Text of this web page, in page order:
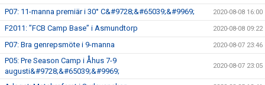
P07: 11-manna premiär i 30° C&#9728;&#65039;&#9969; 2020-08-08 16:00
F2011: ”FCB Camp Base” i Asmundtorp 2020-08-08 09:22
P07: Bra genrepsmöte i 9-manna 2020-08-07 23:46
P05: Pre Season Camp i Åhus 7-9
augusti&#9728;&#65039;&#9969;
2020-08-07 23:05